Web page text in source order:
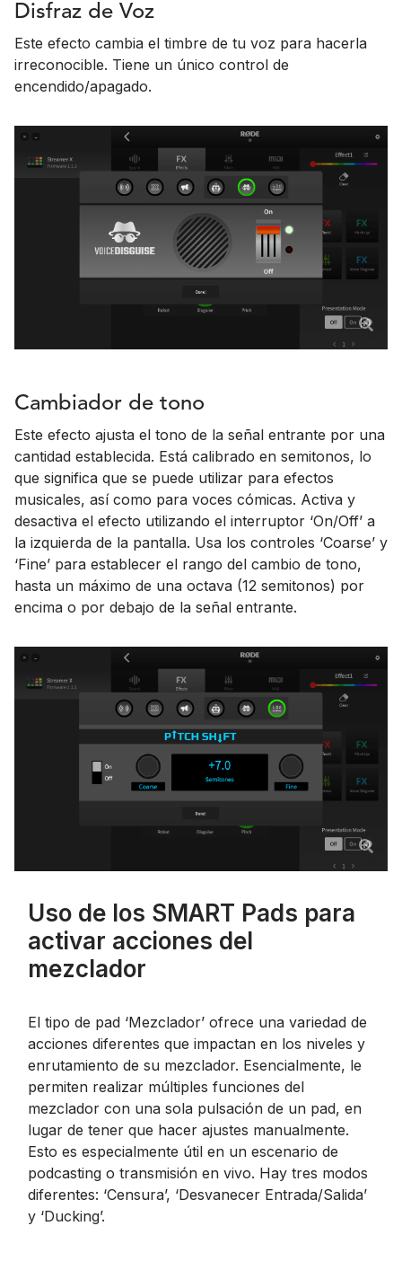
Disfraz de Voz
Este efecto cambia el timbre de tu voz para hacerla
irreconocible. Tiene un único control de
encendido/apagado.
Cambiador de tono
Este efecto ajusta el tono de la señal entrante por una
cantidad establecida. Está calibrado en semitonos, lo
que significa que se puede utilizar para efectos
musicales, así como para voces cómicas. Activa y
desactiva el efecto utilizando el interruptor ‘On/Off’ a
la izquierda de la pantalla. Usa los controles ‘Coarse’ y
‘Fine’ para establecer el rango del cambio de tono,
hasta un máximo de una octava (12 semitonos) por
encima o por debajo de la señal entrante.
Uso de los SMART Pads para
activar acciones del
mezclador
El tipo de pad ‘Mezclador’ ofrece una variedad de
acciones diferentes que impactan en los niveles y
enrutamiento de su mezclador. Esencialmente, le
permiten realizar múltiples funciones del
mezclador con una sola pulsación de un pad, en
lugar de tener que hacer ajustes manualmente.
Esto es especialmente útil en un escenario de
podcasting o transmisión en vivo. Hay tres modos
diferentes: ‘Censura’, ‘Desvanecer Entrada/Salida’
y ‘Ducking’.